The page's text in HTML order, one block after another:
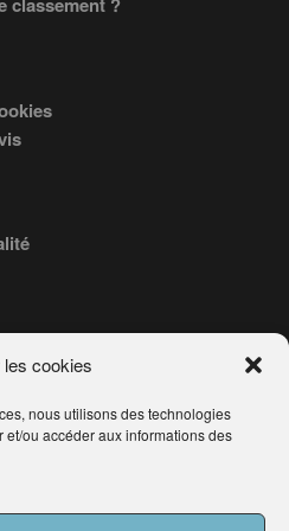
cookies
nous utilisons des technologies
ou accéder aux informations des
classement ?
ÉDITÉ PAR
DU FAUBOURG ST HONORÉ